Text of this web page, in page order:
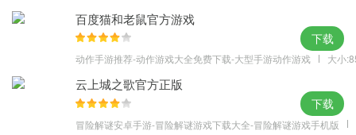
百度猫和老鼠官方游戏
动作手游推荐-动作游戏大全免费下载-大型手游动作游戏 大小
下载
云上城之歌官方正版
冒险解谜安卓手游-冒险解谜游戏下载大全-冒险解谜游戏手机版
下载